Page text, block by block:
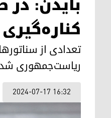
تعدادی از
ریاست‌جمهوری
2024-07-17 16:32